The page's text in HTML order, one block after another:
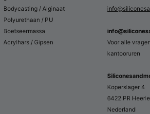
✓ Grootformaat panelen/
Bodycasting / Alginaat
Polyurethaan / PU
Boetseermassa
Acrylhars / Gipsen
Voor alle
kantooruren
Koperslager 4
6422 PR
Nederland